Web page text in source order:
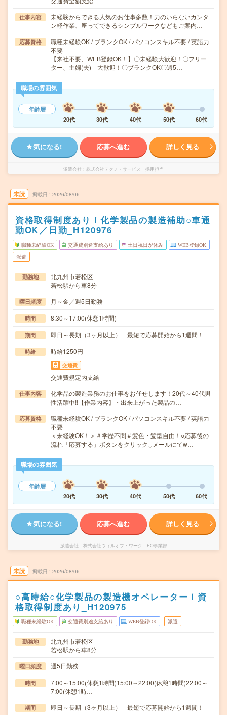
仕事内容
未経験からできる人気のお仕事多数！力のいらないカンタ
ン軽作業、座ってできるシンプルワークなどもご案内…
応募資格
職種未経験OK / ブランクOK / パソコンスキル不要 / 英語力
不要
【来社不要、WEB登録OK！】〇未経験大歓迎！〇フリー
ター、主婦(夫) 大歓迎！〇ブランクOK〇週5…
職場の雰囲気
年齢層
20代
30代 40代 50代 60代
気になる! 応募へ進む 詳しく見る
派遣会社 株式会社テクノ・サービス 採用担当
未読 掲載日 2026/08/06
資格取得制度あり！化学製品の製造補助○車通
勤OK／日勤_H120976
職種未経験OK 交通費別途支給あり 土日祝日が休み WEB登録OK
派遣
勤務地
北九州市若松区
若松駅から車8分
曜日頻度 月～金／週5日勤務
時間 8:30～17:00(休憩1時間)
期間 即日～長期（3ヶ月以上） 最短で応募開始から1週間！
時給 時給1250円
交通費
交通費規定内支給
仕事内容
化学品の製造業務のお仕事をお任せします！20代～40代男
性活躍中!!【作業内容】・出来上がった製品の…
応募資格
職種未経験OK / ブランクOK / パソコンスキル不要 / 英語力
不要
＜未経験OK！＞＃学歴不問＃髪色・髪型自由！○応募後の
流れ「応募する」ボタンをクリック↓メールにてw…
職場の雰囲気
年齢層
20代
30代 40代 50代 60代
気になる! 応募へ進む 詳しく見る
派遣会社 株式会社ウィルオブ・ワーク FO事業部
未読 掲載日 2026/08/06
○高時給○化学製品の製造機オペレーター！資
格取得制度あり_H120975
職種未経験OK 交通費別途支給あり WEB登録OK 派遣
勤務地
北九州市若松区
若松駅から車8分
曜日頻度 週5日勤務
時間
7:00～15:00(休憩1時間)15:00～22:00(休憩1時間)22:00～
7:00(休憩1時…
期間 即日～長期（3ヶ月以上） 最短で応募開始から1週間！